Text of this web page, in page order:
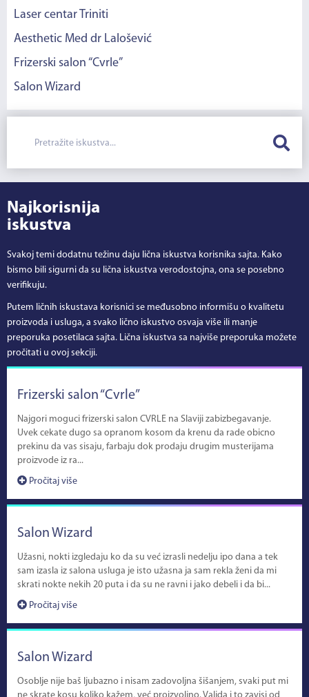
Laser centar Triniti
Aesthetic Med dr Lalošević
Frizerski salon “Cvrle”
Salon Wizard
Najkorisnija
iskustva
Svakoj temi dodatnu težinu daju lična iskustva korisnika sajta. Kako
bismo bili sigurni da su lična iskustva verodostojna, ona se posebno
verifikuju.
Putem ličnih iskustava korisnici se međusobno informišu o kvalitetu
proizvoda i usluga, a svako lično iskustvo osvaja više ili manje
preporuka posetilaca sajta. Lična iskustva sa najviše preporuka možete
pročitati u ovoj sekciji.
Frizerski salon “Cvrle”
Najgori moguci frizerski salon CVRLE na Slaviji zabizbegavanje.
Uvek cekate dugo sa opranom kosom da krenu da rade obicno
prekinu da vas sisaju, farbaju dok prodaju drugim musterijama
proizvode iz ra...
Pročitaj više
Salon Wizard
Užasni, nokti izgledaju ko da su već izrasli nedelju ipo dana a tek
sam izasla iz salona usluga je isto užasna ja sam rekla ženi da mi
skrati nokte nekih 20 puta i da su ne ravni i jako debeli i da bi...
Pročitaj više
Salon Wizard
Osoblje nije baš ljubazno i nisam zadovoljna šišanjem, svaki put mi